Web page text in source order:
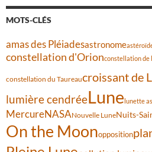
MOTS-CLÉS
amas des Pléiadesastronome
constellation d'Orionconstellation de
constellation du Taureaucroissant de
lumière cendréeLunelunette
MercureNASANouvelle LuneNuits-
On the Moonopposition